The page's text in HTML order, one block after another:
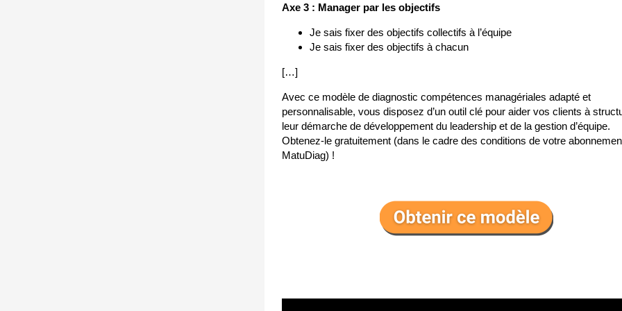
Axe 3 : Manager par les objectifs
Je sais fixer des objectifs collectifs à l’équipe
Je sais fixer des objectifs à chacun
[…]
Avec ce modèle de diagnostic compétences managériales adapté et
personnalisable, vous disposez d’un outil clé pour aider vos clients à
leur démarche de développement du leadership et de la gestion d’équipe.
Obtenez-le gratuitement (dans le cadre des conditions de votre
MatuDiag) !